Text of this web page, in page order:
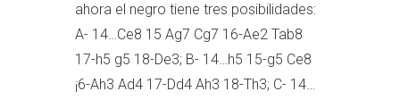
ahora el negro tiene tres posibilidades:
A- 14…Ce8 15 Ag7 Cg7 16-Ae2 Tab8
17-h5 g5 18-De3; B- 14…h5 15-g5 Ce8
¡6-Ah3 Ad4 17-Dd4 Ah3 18-Th3; C- 14…